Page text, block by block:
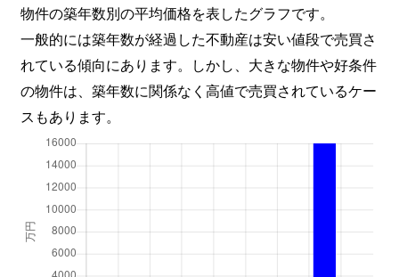
物件の築年数別の平均価格を表したグラフです。
一般的には築年数が経過した不動産は安い値段で売買さ
れている傾向にあります。しかし、大きな物件や好条件
の物件は、築年数に関係なく高値で売買されているケー
スもあります。